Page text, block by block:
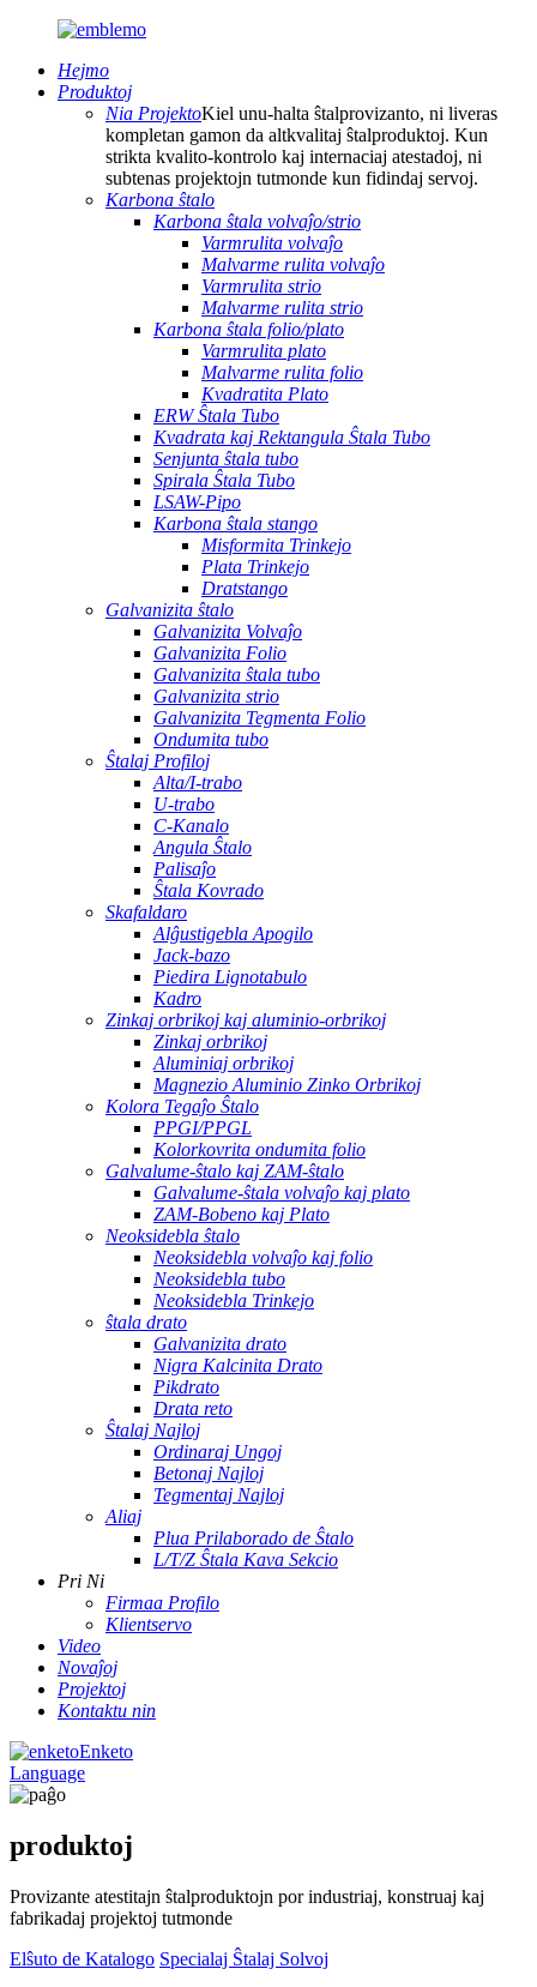
Hejmo
Produktoj
Nia ProjektoKiel unu-halta ŝtalprovizanto, ni liveras
kompletan gamon da altkvalitaj ŝtalproduktoj. Kun
strikta kvalito-kontrolo kaj internaciaj atestadoj, ni
subtenas projektojn tutmonde kun fidindaj servoj.
Karbona ŝtalo
Karbona ŝtala volvaĵo/strio
Varmrulita volvaĵo
Malvarme rulita volvaĵo
Varmrulita strio
Malvarme rulita strio
Karbona ŝtala folio/plato
Varmrulita plato
Malvarme rulita folio
Kvadratita Plato
ERW Ŝtala Tubo
Kvadrata kaj Rektangula Ŝtala Tubo
Senjunta ŝtala tubo
Spirala Ŝtala Tubo
LSAW-Pipo
Karbona ŝtala stango
Misformita Trinkejo
Plata Trinkejo
Dratstango
Galvanizita ŝtalo
Galvanizita Volvaĵo
Galvanizita Folio
Galvanizita ŝtala tubo
Galvanizita strio
Galvanizita Tegmenta Folio
Ondumita tubo
Ŝtalaj Profiloj
Alta/I-trabo
U-trabo
C-Kanalo
Angula Ŝtalo
Palisaĵo
Ŝtala Kovrado
Skafaldaro
Alĝustigebla Apogilo
Jack-bazo
Piedira Lignotabulo
Kadro
Zinkaj orbrikoj kaj aluminio-orbrikoj
Zinkaj orbrikoj
Aluminiaj orbrikoj
Magnezio Aluminio Zinko Orbrikoj
Kolora Tegaĵo Ŝtalo
PPGI/PPGL
Kolorkovrita ondumita folio
Galvalume-ŝtalo kaj ZAM-ŝtalo
Galvalume-ŝtala volvaĵo kaj plato
ZAM-Bobeno kaj Plato
Neoksidebla ŝtalo
Neoksidebla volvaĵo kaj folio
Neoksidebla tubo
Neoksidebla Trinkejo
ŝtala drato
Galvanizita drato
Nigra Kalcinita Drato
Pikdrato
Drata reto
Ŝtalaj Najloj
Ordinaraj Ungoj
Betonaj Najloj
Tegmentaj Najloj
Aliaj
Plua Prilaborado de Ŝtalo
L/T/Z Ŝtala Kava Sekcio
Pri Ni
Firmaa Profilo
Klientservo
Video
Novaĵoj
Projektoj
Kontaktu nin
Enketo
Language
produktoj
Provizante atestitajn ŝtalproduktojn por industriaj, konstruaj kaj
fabrikadaj projektoj tutmonde
Elŝuto de Katalogo Specialaj Ŝtalaj Solvoj